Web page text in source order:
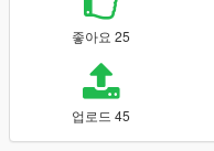
좋아요 25
업로드 45